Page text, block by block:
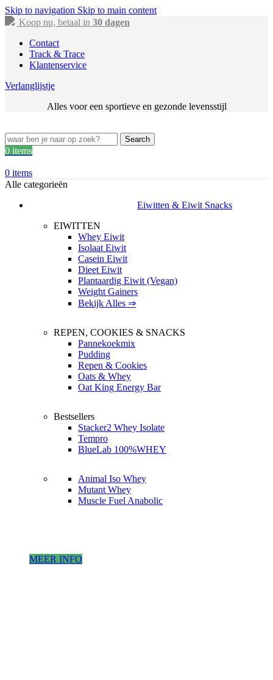
Skip to navigation Skip to main content
Koop nu, betaal in 30 dagen
Contact
Track & Trace
Klantenservice
Verlanglijstje
Alles voor een sportieve en gezonde levensstijl
Search
0 items
0 items
Alle categorieën
Eiwitten & Eiwit Snacks
EIWITTEN
Whey Eiwit
Isolaat Eiwit
Casein Eiwit
Dieet Eiwit
Plantaardig Eiwit (Vegan)
Weight Gainers
Bekijk Alles ⇒
REPEN, COOKIES & SNACKS
Pannekoekmix
Pudding
Repen & Cookies
Oats & Whey
Oat King Energy Bar
Bestsellers
Stacker2 Whey Isolate
Tempro
BlueLab 100%WHEY
Animal Iso Whey
Mutant Whey
Muscle Fuel Anabolic
MEER INFO